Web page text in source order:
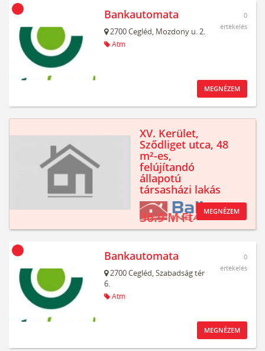
Bankautomata
2700Cegléd, Mozdony u. 2.
Atm
0
értékelés
MEGNÉZEM
XV. Kerület,
Sződliget utca, 48
m²-es,
felújítandó
állapotú
társasházi lakás
36.9 M Ft MEGNÉZEM
Bankautomata
2700Cegléd,Szabadság tér
6.
Atm
0
értékelés
MEGNÉZEM